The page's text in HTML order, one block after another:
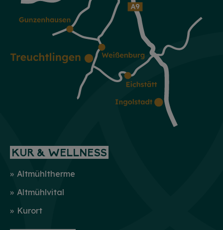
KUR & WELLNESS
Altmühltherme
Altmühlvital
Kurort